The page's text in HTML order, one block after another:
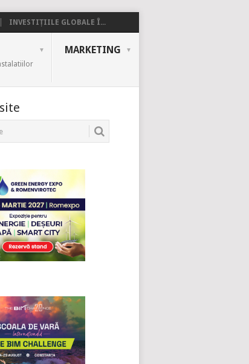
INVESTIȚIILE GLOBALE Î...
MARKETING